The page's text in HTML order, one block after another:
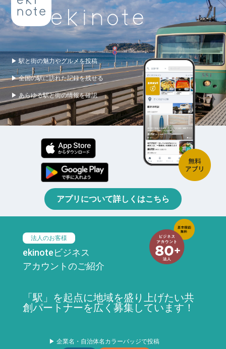
▶ 駅と街の魅力やグルメを投稿
▶ 全国の駅に訪れた記録を残せる
▶ あらゆる駅と街の情報を確認
アプリについて詳しくはこちら
法人のお客様
ekinoteビジネス
アカウントのご紹介
「駅」を起点に地域を盛り上げたい共
創パートナーを広く募集しています！
▶ 企業名・自治体名カラーバッジで投稿